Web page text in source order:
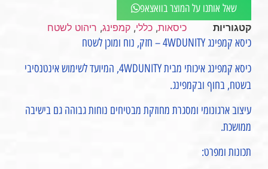
שאל אותנו על המוצר בוואצאפ
קטגוריות כיסאות, כללי, קמפינג, ריהוט לשטח
כיסא קמפינג 4WDUNITY – חזק, נוח ומוכן לשטח
כיסא קמפינג איכותי מבית 4WDUNITY, המיועד לשימוש אינטנסיבי
בשטח, בחוף ובקמפינג.
עיצוב ארגונומי ומסגרת מחוזקת מבטיחים נוחות גבוהה גם בישיבה
ממושכת.
תכונות ומפרט: